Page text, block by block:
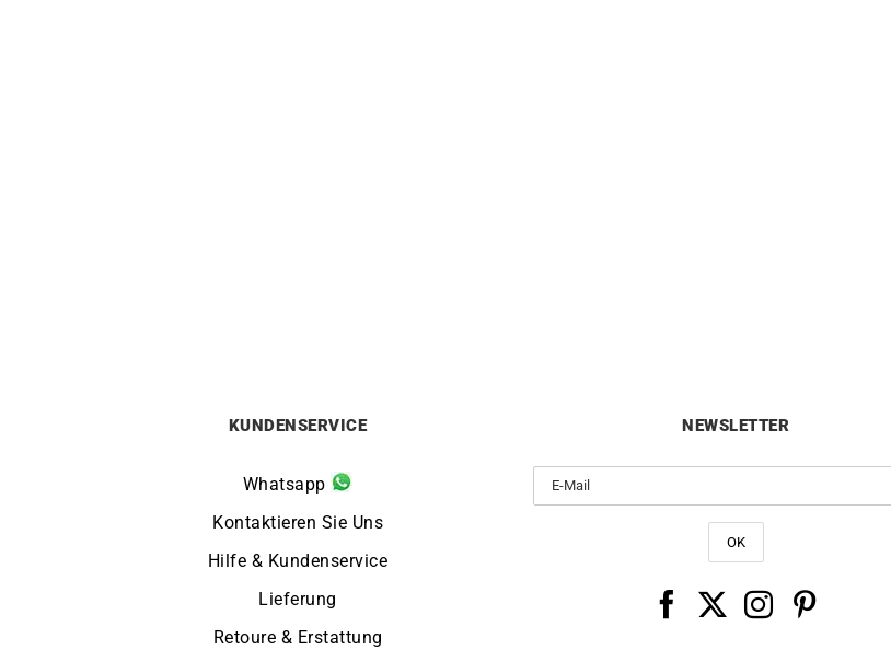
KUNDENSERVICE
Whatsapp
Kontaktieren Sie Uns
Hilfe & Kundenservice
Lieferung
Retoure & Erstattung
NEWSLETTER